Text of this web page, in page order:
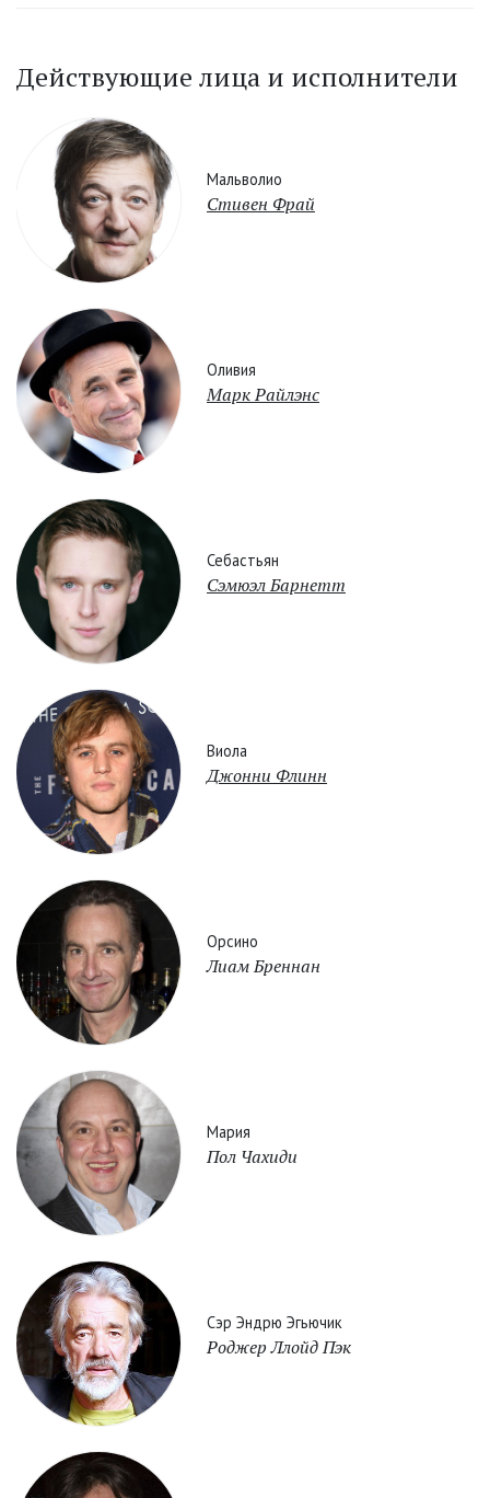
Действующие лица и исполнители
Мальволио
Стивен Фрай
Оливия
Марк Райлэнс
Себастьян
Сэмюэл Барнетт
Виола
Джонни Флинн
Орсино
Лиам Бреннан
Мария
Пол Чахиди
Сэр Эндрю Эгьючик
Роджер Ллойд Пэк